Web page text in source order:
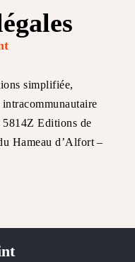
simplifiée,
Editions de
Hameau d’Alfort –